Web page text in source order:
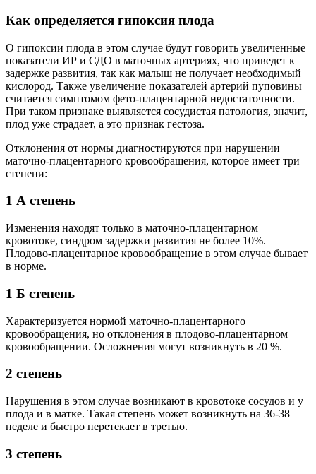
Как определяется гипоксия плода
О гипоксии плода в этом случае будут говорить увеличенные
показатели ИР и СДО в маточных артериях, что приведет к
задержке развития, так как малыш не получает необходимый
кислород. Также увеличение показателей артерий пуповины
считается симптомом фето-плацентарной недостаточности.
При таком признаке выявляется сосудистая патология, значит,
плод уже страдает, а это признак гестоза.
Отклонения от нормы диагностируются при нарушении
маточно-плацентарного кровообращения, которое имеет три
степени:
1 А степень
Изменения находят только в маточно-плацентарном
кровотоке, синдром задержки развития не более 10%.
Плодово-плацентарное кровообращение в этом случае бывает
в норме.
1 Б степень
Характеризуется нормой маточно-плацентарного
кровообращения, но отклонения в плодово-плацентарном
кровообращении. Осложнения могут возникнуть в 20 %.
2 степень
Нарушения в этом случае возникают в кровотоке сосудов и у
плода и в матке. Такая степень может возникнуть на 36-38
неделе и быстро перетекает в третью.
3 степень